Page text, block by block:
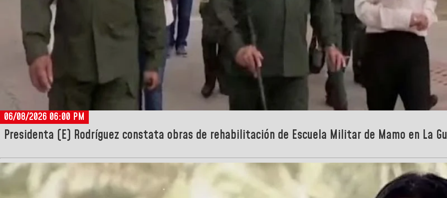
06/08/2026 06:00 PM
Presidenta (E) Rodríguez constata obras de rehabilitación de Escuela Militar de Mamo en La